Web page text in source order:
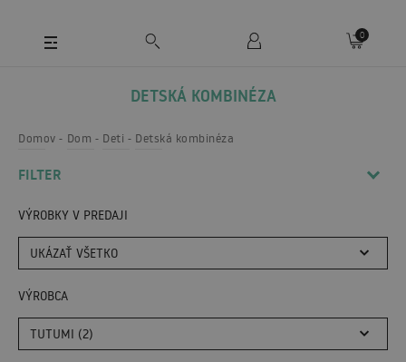
0
DETSKÁ KOMBINÉZA
Domov Dom Deti Detská kombinéza
FILTER
VÝROBKY V PREDAJI
UKÁZAŤ VŠETKO
VÝROBCA
TUTUMI (2)